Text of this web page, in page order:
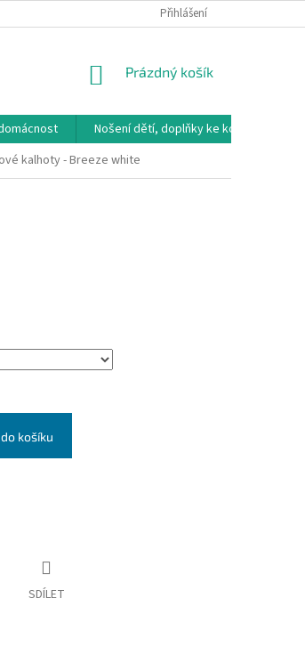
DOPRAVA, PLATBY A
Přihlášení
NÁKUPNÍ
Prázdný košík
Nošení dětí, doplňky ke kočárkům
kalhoty - Breeze white
košíku
SDÍLET